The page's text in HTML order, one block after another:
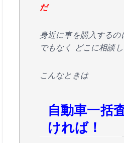
だ
身近に車を購入する
でもなく どこに相談
こんなときは
自動車一括
ければ！